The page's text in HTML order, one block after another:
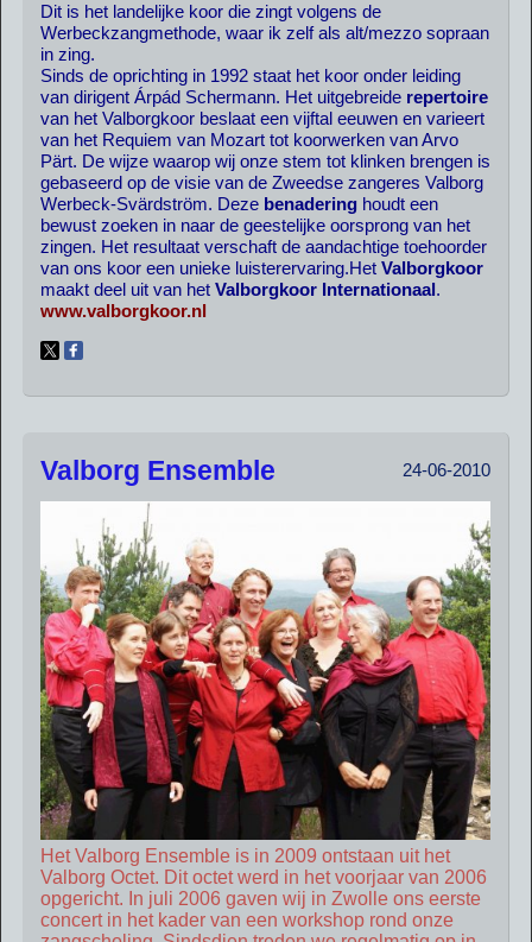
Dit is het landelijke koor die zingt volgens de
Werbeckzangmethode, waar ik zelf als alt/mezzo sopraan
in zing.
Sinds de oprichting in 1992 staat het koor onder leiding
van dirigent Árpád Schermann. Het uitgebreide repertoire
van het Valborgkoor beslaat een vijftal eeuwen en varieert
van het Requiem van Mozart tot koorwerken van Arvo
Pärt. De wijze waarop wij onze stem tot klinken brengen is
gebaseerd op de visie van de Zweedse zangeres Valborg
Werbeck-Svärdström. Deze benaderinghoudt een
bewust zoeken in naar de geestelijke oorsprong van het
zingen. Het resultaat verschaft de aandachtige toehoorder
van ons koor een unieke luisterervaring.Het Valborgkoor
maakt deel uit van het Valborgkoor Internationaal.
www.valborgkoor.nl
24-06-2010
Valborg Ensemble
Het Valborg Ensemble is in 2009 ontstaan uit het
Valborg Octet. Dit octet werd in het voorjaar van 2006
opgericht. In juli 2006 gaven wij in Zwolle ons eerste
concert in het kader van een workshop rond onze